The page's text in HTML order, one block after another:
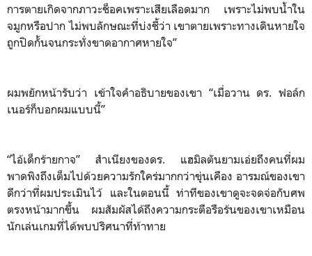
การตายเกิดจากภาวะช็อคเพราะเสียเลือดมาก เพราะไม่พบน้ำใน
จมูกหรือปาก ไม่พบลักษณะที่บ่งชี้ว่า เขาตายเพราะทางเดินหายใจ
ถูกปิดกั้นจนกระทั่งขาดอากาศหายใจ”
ผมพยักหน้ารับว่า เข้าใจคำอธิบายของเขา “เมื่อวาน ดร. ฟอล์ก
เนอร์ก็บอกผมแบบนี้”
“ไอ้เด็กร้ายกาจ” สำเนียงของดร. แฮมิลตันยามเอ่ยถึงคนที่ผม
พาดพิงถึงเต็มไปด้วยความรักใคร่มากกว่าขุ่นเคือง อารมณ์ของเขา
ดีกว่าที่ผมประเมินไว้ และในตอนนี้ ท่าทีของเขาดูจะจดจ่อกับศพ
ตรงหน้ามากขึ้น ผมสัมผัสได้ถึงความกระตือรือร้นของเขาเหมือน
นักเล่นเกมที่ได้พบปริศนาที่ท้าทาย